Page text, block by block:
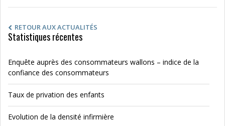
RETOUR AUX ACTUALITÉS
Statistiques récentes
Enquête auprès des consommateurs wallons – indice de la
confiance des consommateurs
Taux de privation des enfants
Evolution de la densité infirmière